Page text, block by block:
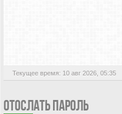
Текущее время: 10 авг 2026, 05:35
ОТОСЛАТЬ ПАРОЛЬ